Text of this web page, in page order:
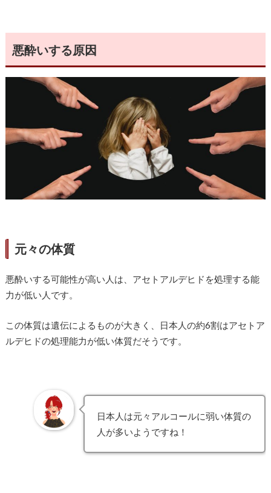
悪酔いする原因
元々の体質
悪酔いする可能性が高い人は、アセトアルデヒドを処理する能
力が低い人です。
この体質は遺伝によるものが大きく、日本人の約6割はアセトア
ルデヒドの処理能力が低い体質だそうです。
日本人は元々アルコールに弱い体質の
人が多いようですね！